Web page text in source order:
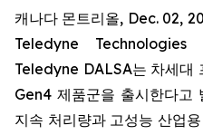
캐나다 몬트리올, Dec. 02,
Teledyne Technologies
Teledyne DALSA는 차세대
Gen4 제품군을 출시한다고
지속 처리량과 고성능 산업